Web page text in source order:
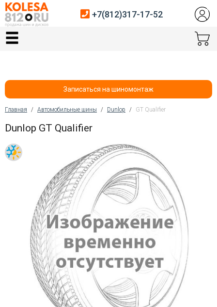
Главная
Автосервис
Датчики давления
Услуги шиномонтажа
Хранение шин
Покупателям
Контакты
Войти на сайт
+7(812)317-
+7(812)317-17-52
Записаться на шиномонтаж
Вы здесь
Главная / Автомобильные шины / Dunlop / GT Qualifier
Dunlop GT Qualifier